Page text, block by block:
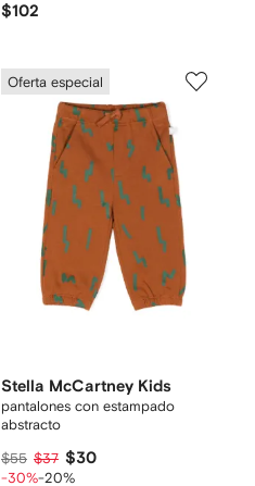
$102
Oferta especial
Stella McCartney Kids
pantalones con estampado
abstracto
$55 $37 $30
-30%-20%